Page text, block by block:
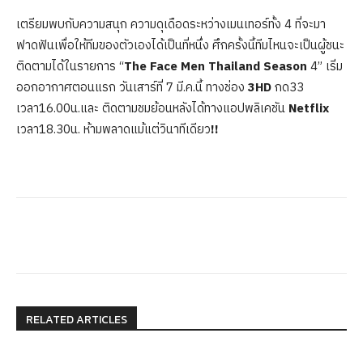
เตรียมพบกับความสนุก ความดุเดือดระหว่างเมนเทอร์ทั้ง 4 ที่จะมา
ฟาดฟันเพื่อให้ทีมของตัวเองได้เป็นที่หนึ่ง ศึกครั้งนี้ทีมไหนจะเป็นผู้ชนะ
ติดตามได้ในรายการ “The Face Men Thailand Season 4” เริ่ม
ออกอากาศตอนแรก วันเสาร์ที่ 7 มี.ค.นี้ ทางช่อง 3HDกด33
เวลา16.00น.และ ติดตามชมย้อนหลังได้ทางแอปพลิเคชัน Netflix
เวลา18.30น. ห้ามพลาดแม้แต่วินาทีเดียว!!
RELATED ARTICLES